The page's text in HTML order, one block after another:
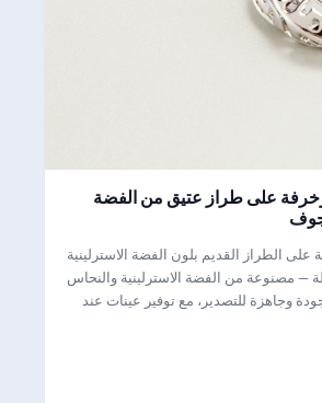
على طراز عتيق من الفضة
الطراز القديم بلون الفضة الاسترلينية
— مصنوعة من الفضة الاسترلينية والنحاس
وجاهزة للتصدير، مع توفير عينات عند